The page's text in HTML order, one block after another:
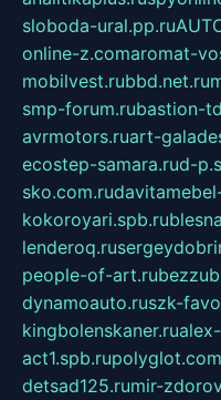
sloboda-ural.pp.ru
online-z.comaromat-
mobilvest.rubbd.net.ru
smp-forum.rubastion-
avrmotors.ruart-
ecostep-samara.rud-
sko.com.ru
kokoroyari.spb.ru
lenderoq.ru
people-of-art.ru
dynamoauto.ruszk-
kingbolenskaner.ru
act1.spb.ru
detsad125.rumir-